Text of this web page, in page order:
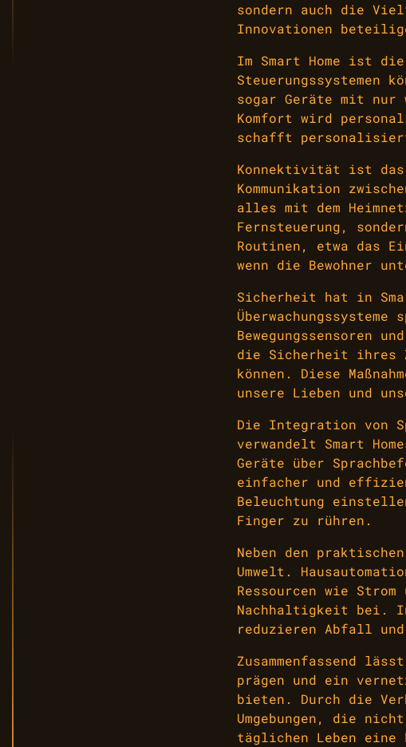
sondern auch die
Innovationen
Im Smart Home ist
Steuerungssystemen
sogar Geräte mit nur
Komfort wird
schafft
Konnektivität ist das
Kommunikation
alles mit dem
Fernsteuerung,
Routinen, etwa das
wenn die Bewohner
Sicherheit hat in
Bewegungssensoren
die Sicherheit ihres
können. Diese
unsere Lieben und
Die Integration von
verwandelt Smart
Geräte über
einfacher und
Beleuchtung
Finger zu rühren.
Neben den
Umwelt.
Ressourcen wie
Nachhaltigkeit bei.
reduzieren Abfall
Zusammenfassend
prägen und ein
bieten. Durch die
Umgebungen, die
täglichen Leben eine